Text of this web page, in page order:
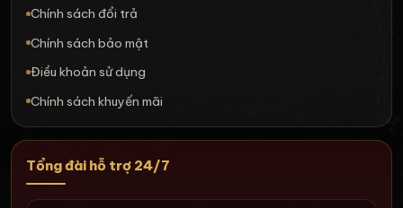
Chính sách đổi trả
Chính sách bảo mật
Điều khoản sử dụng
Chính sách khuyến mãi
Tổng đài hỗ trợ 24/7